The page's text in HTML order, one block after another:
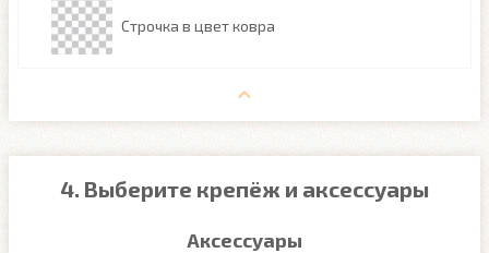
Строчка в цвет ковра
4. Выберите крепёж и аксессуары
Аксессуары